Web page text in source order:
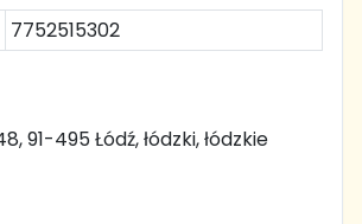
7752515302
91-495 Łódź, łódzki, łódzkie